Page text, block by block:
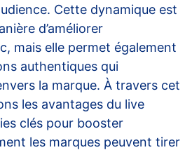
Cette dynamique est
d’améliorer
mais elle permet également
authentiques qui
la marque. À travers cet
les avantages du live
clés pour booster
les marques peuvent tirer